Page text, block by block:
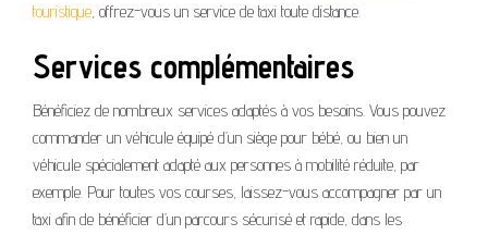
touristique, offrez-vous un service de taxi toute distance.
Services complémentaires
Bénéficiez de nombreux services adaptés à vos besoins. Vous pouvez
commander un véhicule équipé d’un siège pour bébé, ou bien un
véhicule spécialement adapté aux personnes à mobilité réduite, par
exemple. Pour toutes vos courses, laissez-vous accompagner par un
taxi afin de bénéficier d’un parcours sécurisé et rapide, dans les